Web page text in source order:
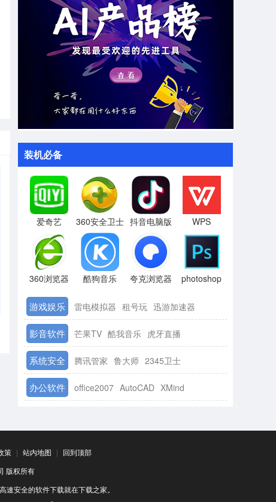
装机必备
爱奇艺 360安全卫士 抖音电脑版 WPS
360浏览器 酷狗音乐 夸克浏览器 photoshop
游戏娱乐 雷电模拟器 租号玩 迅游加速器
影音软件 芒果TV 酷我音乐 虎牙直播
系统安全 腾讯管家 鲁大师 2345卫士
办公软件 office2007 AutoCAD XMind
策 | 站内地图 | 回到顶部
版权所有
安全的软件下载就在下载之家。